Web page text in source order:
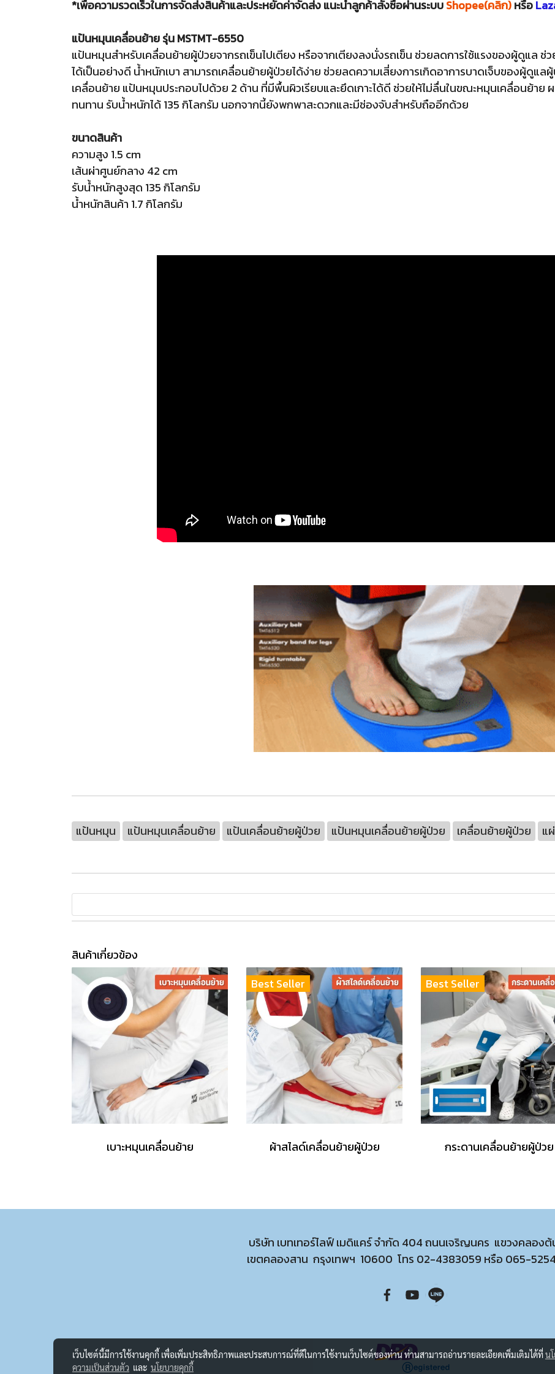
*เพื่อความรวดเร็วในการจัดส่งสินค้าและประหยัดค่าจัดส่ง แนะนำลูกค้าสั่งซื้อผ่านระบบShopee(คลิก)หรือ
แป้นหมุนเคลื่อนย้าย รุ่น MSTMT-6550
แป้นหมุนสำหรับเคลื่อนย้ายผู้ป่วยจากรถเข็นไปเตียง หรือจากเตียงลงนั่งรถเข็น ช่วยลดการใช้แรงของผู้ดูแล
ได้เป็นอย่างดี น้ำหนักเบา สามารถเคลื่อนย้ายผู้ป่วยได้ง่าย ช่วยลดความเสี่ยงการเกิดอาการบาดเจ็บของผู้ดูแ
เคลื่อนย้าย แป้นหมุนประกอบไปด้วย 2 ด้าน ที่มีพื้นผิวเรียบและยึดเกาะได้ดี ช่วยให้ไม่ลื่นในขณะหมุนเคลื่อนย้าย
ทนทาน รับน้ำหนักได้ 135 กิโลกรัม นอกจากนี้ยังพกพาสะดวกและมีช่องจับสำหรับถืออีกด้วย
ขนาดสินค้า
ความสูง 1.5 cm
เส้นผ่าศูนย์กลาง 42 cm
รับน้ำหนักสูงสุด 135 กิโลกรัม
น้ำหนักสินค้า 1.7 กิโลกรัม
แป้นหมุน แป้นหมุนเคลื่อนย้าย แป้นเคลื่อนย้ายผู้ป่วย แป้นหมุนเคลื่อนย้ายผู้ป่วย เคลื่อนย้ายผู้ป่วย แ
สินค้าเกี่ยวข้อง
เบาะหมุนเคลื่อนย้าย
Best Seller
ผ้าสไลด์เคลื่อนย้ายผู้ป่วย
Best Seller
กระดานเคลื่อนย้ายผู้ป่วย
บริษัท เบทเทอร์ไลฟ์ เมดิแคร์ จำกัด 404 ถนนเจริญนคร แขวงคลองต้
เขตคลองสาน กรุงเทพฯ 10600 โทร 02-4383059 หรือ 065-
เว็บไซต์นี้มีการใช้งานคุกกี้ เพื่อเพิ่มประสิทธิภาพและประสบการณ์ที่ดีในการใช้งานเว็บไซต์ของท่าน ท่านสามารถอ่านรายละเอียดเพิ่มเติมได้ที่น
ความเป็นส่วนตัว และ นโยบายคุกกี้